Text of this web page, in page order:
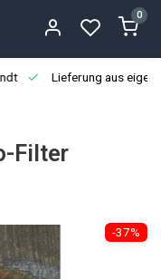
0
Lieferung aus
Filter
-37%